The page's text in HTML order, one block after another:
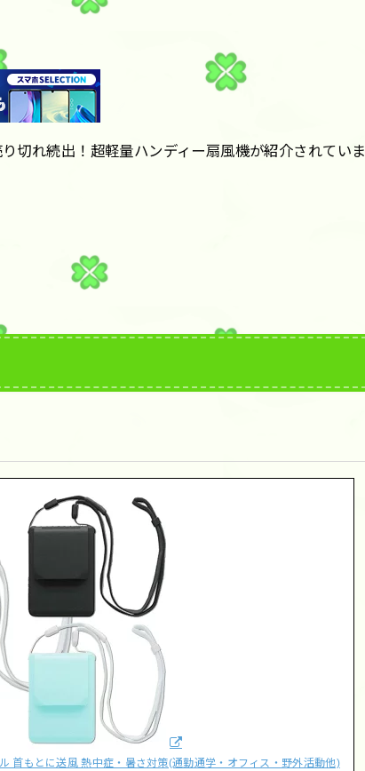
切れ続出！超軽量ハンディー扇風機が紹介されていま
首もとに送風 熱中症・暑さ対策(通勤通学・オフィス・野外活動他)